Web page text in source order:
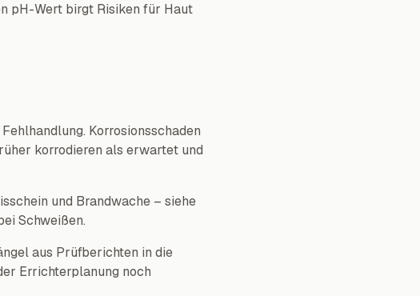
pH-Wert birgt Risiken für Haut
Korrosionsschaden
korrodieren als erwartet und
und Brandwache – siehe
Schweißen.
aus Prüfberichten in die
Errichterplanung noch